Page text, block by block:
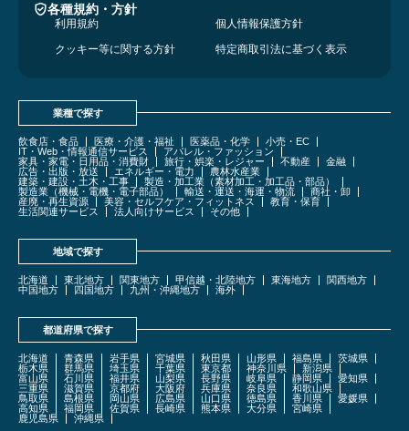
各種規約・方針
利用規約
個人情報保護方針
クッキー等に関する方針
特定商取引法に基づく表示
業種で探す
飲食店・食品 医療・介護・福祉 医薬品・化学
小売・EC
IT・Web・情報通信サービス
アパレル・ファッション
家具・家電・日用品・消費財
旅行・娯楽・レジャー 不動産
金融
広告・出版・放送
エネルギー・電力
農林水産業
建築・建設・土木・工事
製造・加工業（素材加工・加工品・部品）
製造業（機械・電機・電子部品）
輸送・運送・海運・物流
商社・卸
産廃・再生資源
美容・セルフケア・フィットネス
教育・保育
生活関連サービス
法人向けサービス その他
地域で探す
北海道 東北地方 関東地方 甲信越・北陸地方 東海地方
関西地方
中国地方
四国地方 九州・沖縄地方 海外
都道府県で探す
北海道 青森県 岩手県 宮城県 秋田県 山形県 福島県
茨城県
栃木県
群馬県 埼玉県 千葉県 東京都 神奈川県
新潟県
富山県
石川県 福井県 山梨県 長野県 岐阜県 静岡県
愛知県
三重県
滋賀県 京都府 大阪府 兵庫県 奈良県
和歌山県
鳥取県
島根県 岡山県 広島県 山口県 徳島県 香川県
愛媛県
高知県
福岡県 佐賀県 長崎県 熊本県 大分県
宮崎県
鹿児島県
沖縄県